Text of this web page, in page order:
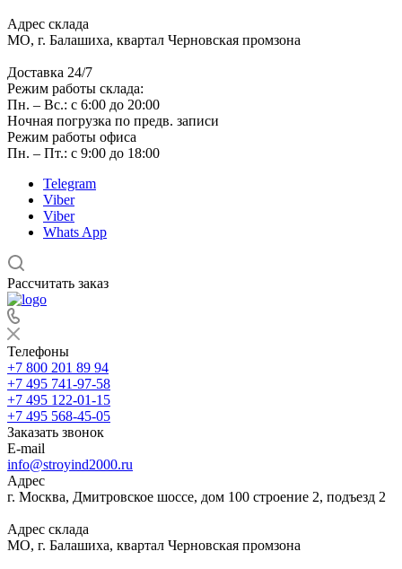
Адрес склада
МО, г. Балашиха, квартал Черновская промзона
Доставка 24/7
Режим работы склада:
Пн. – Вс.: с 6:00 до 20:00
Ночная погрузка по предв. записи
Режим работы офиса
Пн. – Пт.: с 9:00 до 18:00
Telegram
Viber
Viber
Whats App
Рассчитать заказ
Телефоны
+7 800 201 89 94
+7 495 741-97-58
+7 495 122-01-15
+7 495 568-45-05
Заказать звонок
E-mail
info@stroyind2000.ru
Адрес
г. Москва, Дмитровское шоссе, дом 100 строение 2, подъезд 2
Адрес склада
МО, г. Балашиха, квартал Черновская промзона